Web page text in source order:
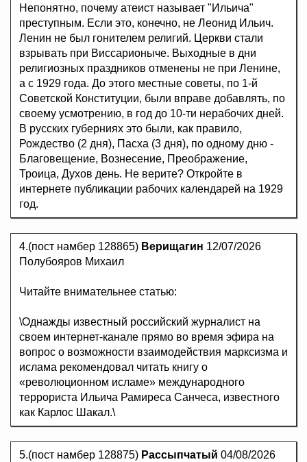
Непонятно, почему атеист называет "Ильича"
преступным. Если это, конечно, не Леонид Ильич.
Ленин не был гонителем религий. Церкви стали
взрывать при Виссарионыче. Выходные в дни
религиозных праздников отменены не при Ленине,
а с 1929 года. До этого местные советы, по 1-й
Советской Конституции, были вправе добавлять, по
своему усмотрению, в год до 10-ти нерабочих дней.
В русских губерниях это были, как правило,
Рождество (2 дня), Пасха (3 дня), по одному дню -
Благовещение, Вознесение, Преображение,
Троица, Духов день. Не верите? Откройте в
интернете публикации рабочих календарей на 1929
год.
4.(пост намбер 128865) Верищагин 12/07/2026
Полубояров Михаил
Читайте внимательнее статью:
\Однажды известный российский журналист на
своем интернет-канале прямо во время эфира на
вопрос о возможности взаимодействия марксизма и
ислама рекомендовал читать книгу о
«революционном исламе» международного
террориста Ильича Рамиреса Санчеса, известного
как Карлос Шакал.\
5.(пост намбер 128875) Рассыпчатый 04/08/2026